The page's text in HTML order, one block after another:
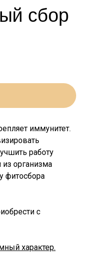
сбор
иммунитет.
работу
организма
фитосбора
с
характер.